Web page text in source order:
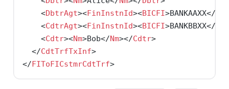
    <
DbtrAgt><FinInstnId><BICFI>BANKAAXX</
    <
CdtrAgt><FinInstnId><BICFI>BANKBBXX</
    <
Cdtr><Nm>Bob</Nm></Cdtr>
  </
CdtTrfTxInf>
</FIToFICstmrCdtTrf>